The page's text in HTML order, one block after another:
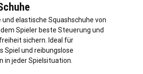
und elastische Squashschuhe von
Spieler beste Steuerung und
sichern. Ideal für
Spiel und reibungslose
in jeder Spielsituation.